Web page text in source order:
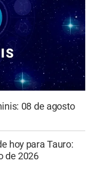
08 de agosto
hoy para Tauro:
de 2026